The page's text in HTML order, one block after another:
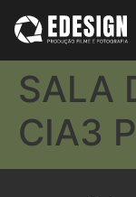
SALA
CIA3